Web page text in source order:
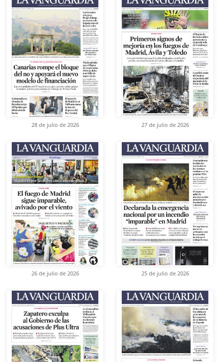
28 de julio de 2026 27 de julio de 2026
26 de julio de 2026 25 de julio de 2026